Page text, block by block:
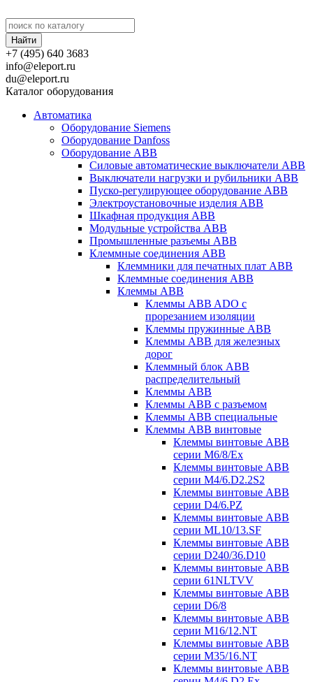
+7 (495) 640 3683
info@eleport.ru
du@eleport.ru
Каталог оборудования
Автоматика
Оборудование Siemens
Оборудование Danfoss
Оборудование ABB
Силовые автоматические выключатели ABB
Выключатели нагрузки и рубильники ABB
Пуско-регулирующее оборудование ABB
Электроустановочные изделия ABB
Шкафная продукция ABB
Модульные устройства ABB
Промышленные разъемы ABB
Клеммные соединения ABB
Клеммники для печатных плат ABB
Клеммные соединения ABB
Клеммы ABB
Клеммы ABB ADO с
прорезанием изоляции
Клеммы пружинные ABB
Клеммы ABB для железных
дорог
Клеммный блок ABB
распределительный
Клеммы ABB
Клеммы ABB с разъемом
Клеммы ABB специальные
Клеммы ABB винтовые
Клеммы винтовые ABB
серии M6/8/Ex
Клеммы винтовые ABB
серии M4/6.D2.2S2
Клеммы винтовые ABB
серии D4/6.PZ
Клеммы винтовые ABB
серии ML10/13.SF
Клеммы винтовые ABB
серии D240/36.D10
Клеммы винтовые ABB
серии 61NLTVV
Клеммы винтовые ABB
серии D6/8
Клеммы винтовые ABB
серии M16/12.NT
Клеммы винтовые ABB
серии M35/16.NT
Клеммы винтовые ABB